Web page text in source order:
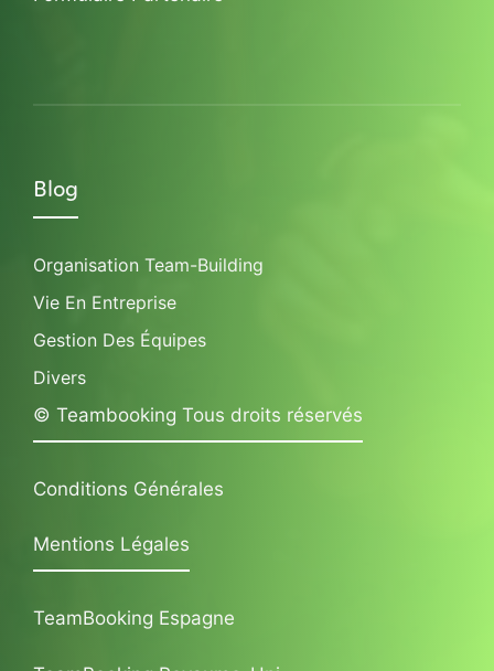
Blog
Organisation Team-Building
Vie En Entreprise
Gestion Des Équipes
Divers
© Teambooking Tous droits réservés
Conditions Générales
Mentions Légales
TeamBooking Espagne